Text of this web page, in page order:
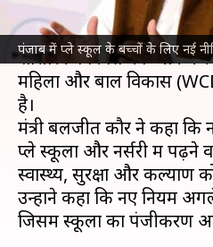
पंजाब में प्ले स्कूल के बच्चों के लिए नई
पंजाबमें 6 साल से कम उम्र के
शारीरिक विकास को ध्यान में
महिला और बाल विकास
है।
मंत्री बलजीत कौर ने कहा कि
प्ले स्कूलों और नर्सरी में पढ़ने
स्वास्थ्य, सुरक्षा और कल्याण
उन्होंने कहा कि नए नियम